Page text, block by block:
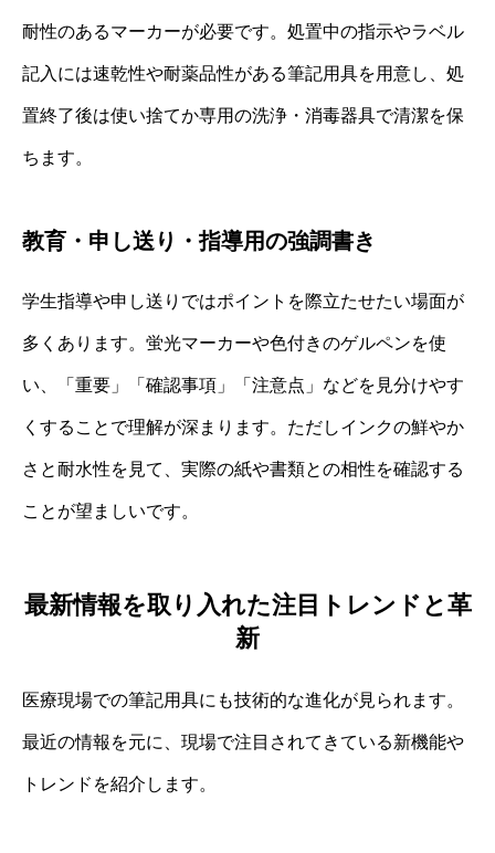
耐性のあるマーカーが必要です。処置中の指示やラベル
記入には速乾性や耐薬品性がある筆記用具を用意し、処
置終了後は使い捨てか専用の洗浄・消毒器具で清潔を保
ちます。
教育・申し送り・指導用の強調書き
学生指導や申し送りではポイントを際立たせたい場面が
多くあります。蛍光マーカーや色付きのゲルペンを使
い、「重要」「確認事項」「注意点」などを見分けやす
くすることで理解が深まります。ただしインクの鮮やか
さと耐水性を見て、実際の紙や書類との相性を確認する
ことが望ましいです。
最新情報を取り入れた注目トレンドと革
新
医療現場での筆記用具にも技術的な進化が見られます。
最近の情報を元に、現場で注目されてきている新機能や
トレンドを紹介します。